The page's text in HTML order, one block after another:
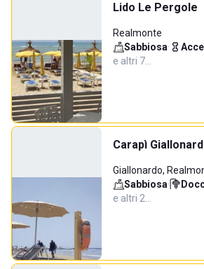
Lido Le Pergole
Realmonte
Sabbiosa·
e altri 7…
Carapì
Giallonardo,
Sabbiosa·
e altri 2…